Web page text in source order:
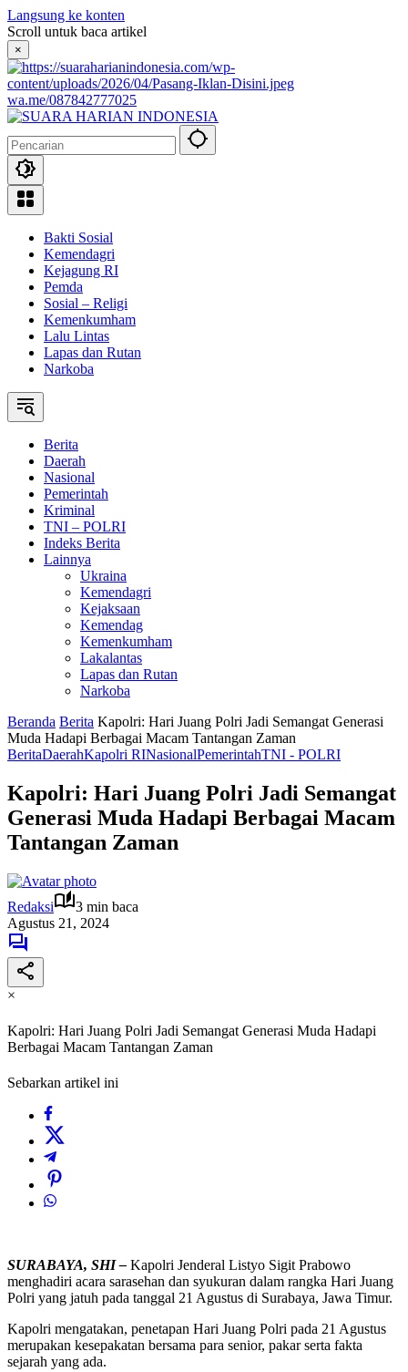
Langsung ke konten
Scroll untuk baca artikel
×
wa.me/087842777025
Bakti Sosial
Kemendagri
Kejagung RI
Pemda
Sosial – Religi
Kemenkumham
Lalu Lintas
Lapas dan Rutan
Narkoba
Berita
Daerah
Nasional
Pemerintah
Kriminal
TNI – POLRI
Indeks Berita
Lainnya
Ukraina
Kemendagri
Kejaksaan
Kemendag
Kemenkumham
Lakalantas
Lapas dan Rutan
Narkoba
Beranda Berita Kapolri: Hari Juang Polri Jadi Semangat Generasi
Muda Hadapi Berbagai Macam Tantangan Zaman
BeritaDaerahKapolri RINasionalPemerintahTNI - POLRI
Kapolri: Hari Juang Polri Jadi Semangat
Generasi Muda Hadapi Berbagai Macam
Tantangan Zaman
Redaksi
3 min baca
Agustus 21, 2024
×
Kapolri: Hari Juang Polri Jadi Semangat Generasi Muda Hadapi
Berbagai Macam Tantangan Zaman
Sebarkan artikel ini
SURABAYA, SHI – Kapolri Jenderal Listyo Sigit Prabowo
menghadiri acara sarasehan dan syukuran dalam rangka Hari Juang
Polri yang jatuh pada tanggal 21 Agustus di Surabaya, Jawa Timur.
Kapolri mengatakan, penetapan Hari Juang Polri pada 21 Agustus
merupakan kesepakatan bersama para senior, pakar serta fakta
sejarah yang ada.